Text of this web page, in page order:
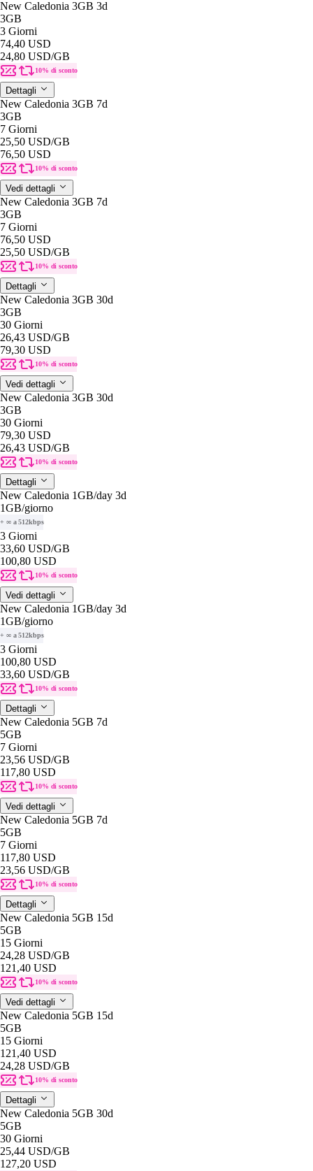
New Caledonia 3GB 3d
3GB
3 Giorni
74,40 USD
24,80 USD/GB
10% di sconto
Dettagli
New Caledonia 3GB 7d
3GB
7 Giorni
25,50 USD/GB
76,50 USD
10% di sconto
Vedi dettagli
New Caledonia 3GB 7d
3GB
7 Giorni
76,50 USD
25,50 USD/GB
10% di sconto
Dettagli
New Caledonia 3GB 30d
3GB
30 Giorni
26,43 USD/GB
79,30 USD
10% di sconto
Vedi dettagli
New Caledonia 3GB 30d
3GB
30 Giorni
79,30 USD
26,43 USD/GB
10% di sconto
Dettagli
New Caledonia 1GB/day 3d
1GB/giorno
+ ∞ a 512kbps
3 Giorni
33,60 USD/GB
100,80 USD
10% di sconto
Vedi dettagli
New Caledonia 1GB/day 3d
1GB/giorno
+ ∞ a 512kbps
3 Giorni
100,80 USD
33,60 USD/GB
10% di sconto
Dettagli
New Caledonia 5GB 7d
5GB
7 Giorni
23,56 USD/GB
117,80 USD
10% di sconto
Vedi dettagli
New Caledonia 5GB 7d
5GB
7 Giorni
117,80 USD
23,56 USD/GB
10% di sconto
Dettagli
New Caledonia 5GB 15d
5GB
15 Giorni
24,28 USD/GB
121,40 USD
10% di sconto
Vedi dettagli
New Caledonia 5GB 15d
5GB
15 Giorni
121,40 USD
24,28 USD/GB
10% di sconto
Dettagli
New Caledonia 5GB 30d
5GB
30 Giorni
25,44 USD/GB
127,20 USD